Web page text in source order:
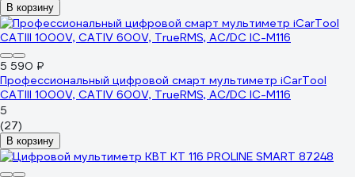
В корзину
5 590 ₽
Профессиональный цифровой смарт мультиметр iCarTool
CATIII 1000V, СATIV 600V, TrueRMS, AC/DC IC-M116
5
(27)
В корзину